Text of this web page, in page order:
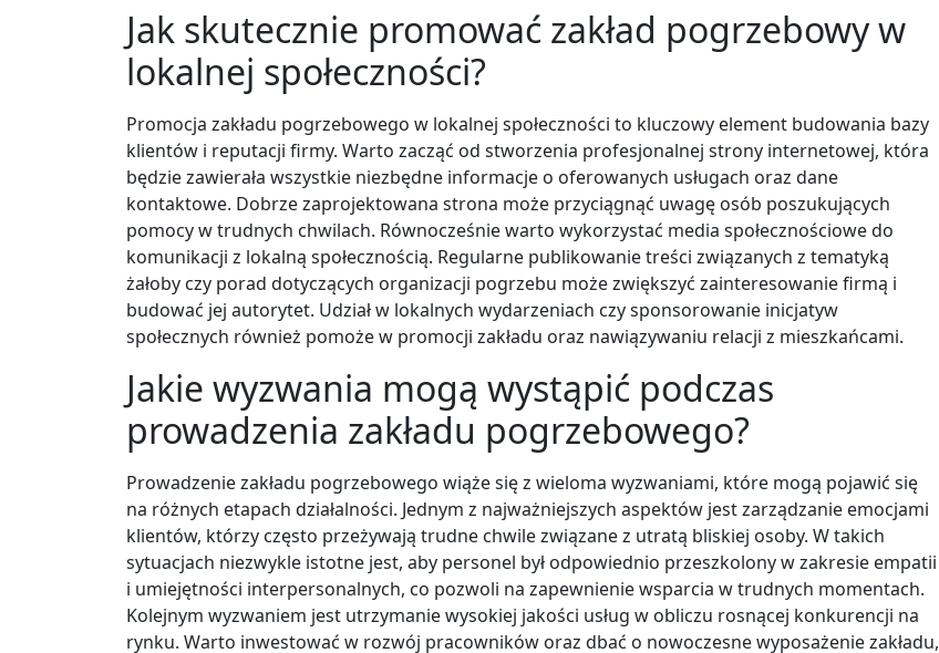
Jak skutecznie promować zakład pogrzebowy w
lokalnej społeczności?
Promocja zakładu pogrzebowego w lokalnej społeczności to kluczowy element budowania bazy
klientów i reputacji firmy. Warto zacząć od stworzenia profesjonalnej strony internetowej, która
będzie zawierała wszystkie niezbędne informacje o oferowanych usługach oraz dane
kontaktowe. Dobrze zaprojektowana strona może przyciągnąć uwagę osób poszukujących
pomocy w trudnych chwilach. Równocześnie warto wykorzystać media społecznościowe do
komunikacji z lokalną społecznością. Regularne publikowanie treści związanych z tematyką
żałoby czy porad dotyczących organizacji pogrzebu może zwiększyć zainteresowanie firmą i
budować jej autorytet. Udział w lokalnych wydarzeniach czy sponsorowanie inicjatyw
społecznych również pomoże w promocji zakładu oraz nawiązywaniu relacji z mieszkańcami.
Jakie wyzwania mogą wystąpić podczas
prowadzenia zakładu pogrzebowego?
Prowadzenie zakładu pogrzebowego wiąże się z wieloma wyzwaniami, które mogą pojawić się
na różnych etapach działalności. Jednym z najważniejszych aspektów jest zarządzanie emocjami
klientów, którzy często przeżywają trudne chwile związane z utratą bliskiej osoby. W takich
sytuacjach niezwykle istotne jest, aby personel był odpowiednio przeszkolony w zakresie empatii
i umiejętności interpersonalnych, co pozwoli na zapewnienie wsparcia w trudnych momentach.
Kolejnym wyzwaniem jest utrzymanie wysokiej jakości usług w obliczu rosnącej konkurencji na
rynku. Warto inwestować w rozwój pracowników oraz dbać o nowoczesne wyposażenie zakładu,